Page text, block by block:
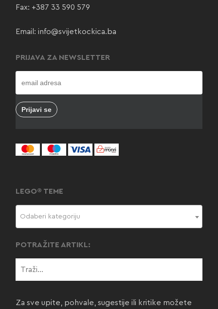
Fax: +387 33 590 579
Email: info@svijetkockica.ba
PRIJAVA ZA NEWSLETTER
LEGO® TEME
Odaberi kategoriju
POTRAŽITE ARTIKL:
Za sve upite, pohvale, sugestije ili kritike možete